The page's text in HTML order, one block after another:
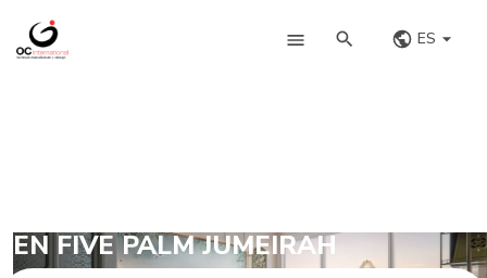
ES
EN FIVE PALM JUMEIRAH